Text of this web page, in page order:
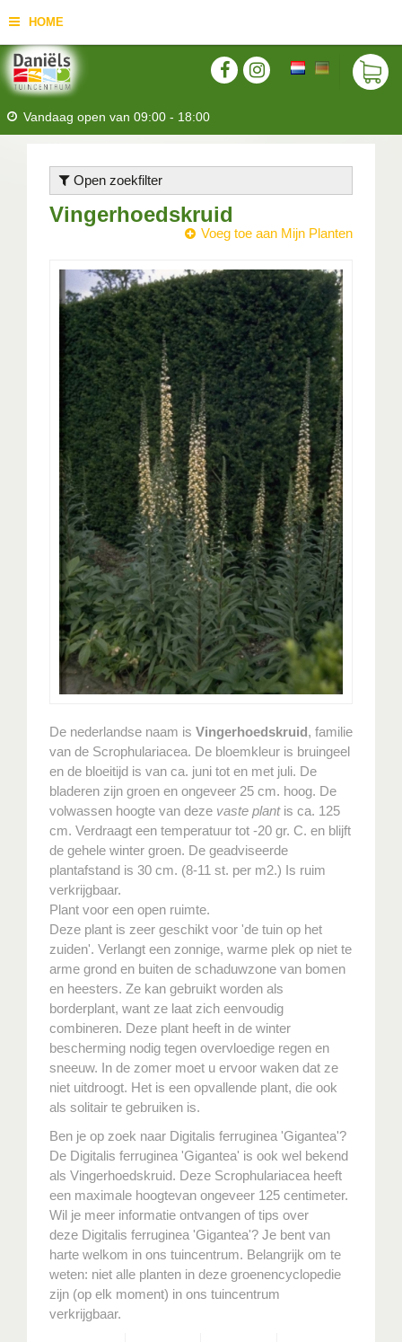
HOME
Vandaag open van 09:00 - 18:00
Open zoekfilter
Vingerhoedskruid
Voeg toe aan Mijn Planten
De nederlandse naam is Vingerhoedskruid, familie
van de Scrophulariacea. De bloemkleur is bruingeel
en de bloeitijd is van ca. juni tot en met juli. De
bladeren zijn groen en ongeveer 25 cm. hoog. De
volwassen hoogte van deze vaste plantis ca. 125
cm. Verdraagt een temperatuur tot -20 gr. C. en blijft
de gehele winter groen. De geadviseerde
plantafstand is 30 cm. (8-11 st. per m2.) Is ruim
verkrijgbaar.
Plant voor een open ruimte.
Deze plant is zeer geschikt voor 'de tuin op het
zuiden'. Verlangt een zonnige, warme plek op niet te
arme grond en buiten de schaduwzone van bomen
en heesters. Ze kan gebruikt worden als
borderplant, want ze laat zich eenvoudig
combineren. Deze plant heeft in de winter
bescherming nodig tegen overvloedige regen en
sneeuw. In de zomer moet u ervoor waken dat ze
niet uitdroogt. Het is een opvallende plant, die ook
als solitair te gebruiken is.
Ben je op zoek naar Digitalis ferruginea 'Gigantea'?
De Digitalis ferruginea 'Gigantea' is ook wel bekend
als Vingerhoedskruid. Deze Scrophulariacea heeft
een maximale hoogtevan ongeveer 125 centimeter.
Wil je meer informatie ontvangen of tips over
deze Digitalis ferruginea 'Gigantea'? Je bent van
harte welkom in ons tuincentrum. Belangrijk om te
weten: niet alle planten in deze groenencyclopedie
zijn (op elk moment) in ons tuincentrum
verkrijgbaar.